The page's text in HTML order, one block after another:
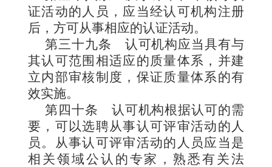
证活动的人员，应当经认可机构注册
后，方可从事相应的认证活动。
第三十九条 认可机构应当具有与
其认可范围相适应的质量体系，并建
立内部审核制度，保证质量体系的有
效实施。
第四十条 认可机构根据认可的需
要，可以选聘从事认可评审活动的人
员。从事认可评审活动的人员应当是
相关领域公认的专家，熟悉有关法